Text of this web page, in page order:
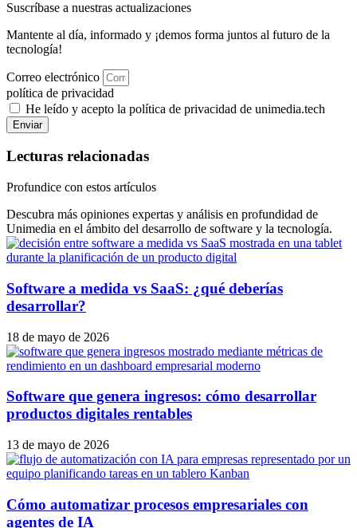
Suscríbase a nuestras actualizaciones
Mantente al día, informado y ¡demos forma juntos al futuro de la
tecnología!
Correo electrónico
política de privacidad
He leído y acepto la política de privacidad de unimedia.tech
Enviar
Lecturas relacionadas
Profundice con estos artículos
Descubra más opiniones expertas y análisis en profundidad de
Unimedia en el ámbito del desarrollo de software y la tecnología.
Software a medida vs SaaS: ¿qué deberías
desarrollar?
18 de mayo de 2026
Software que genera ingresos: cómo desarrollar
productos digitales rentables
13 de mayo de 2026
Cómo automatizar procesos empresariales con
agentes de IA